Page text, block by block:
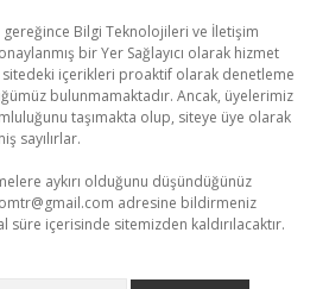
gereğince Bilgi Teknolojileri ve İletişim
bir Yer Sağlayıcı olarak hizmet
içerikleri proaktif olarak denetleme
bulunmamaktadır. Ancak, üyelerimiz
taşımakta olup, siteye üye olarak
sayılırlar.
aykırı olduğunu düşündüğünüz
adresine bildirmeniz
süre içerisinde sitemizden kaldırılacaktır.